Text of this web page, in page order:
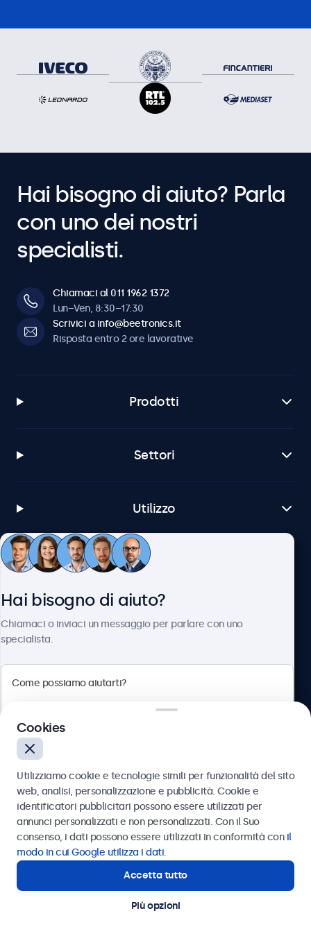
Hai bisogno di aiuto? Parla
con uno dei nostri
specialisti.
Chiamaci al 011 1962 1372
Lun–Ven, 8:30–17:30
Scrivici a info@beetronics.it
Risposta entro 2 ore lavorative
Prodotti
Settori
Utilizzo
Servizio Clienti
Italiano
© 2026 Beetronics
Hai bisogno di aiuto?
Chiamaci o inviaci un messaggio per parlare con uno
specialista.
Inviare
Oppure chiamaci al
Contatta i nostri esperti
Cookies
Utilizziamo cookie e tecnologie simili per funzionalità del sito
web, analisi, personalizzazione e pubblicità. Cookie e
identificatori pubblicitari possono essere utilizzati per
annunci personalizzati e non personalizzati. Con il Suo
consenso, i dati possono essere utilizzati in conformità con il
modo in cui Google utilizza i dati.
Accetta tutto
Più opzioni